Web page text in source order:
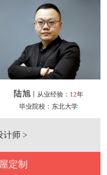
陆旭丨从业经验： 12年
毕业院校：东北大学
计师 >
定制